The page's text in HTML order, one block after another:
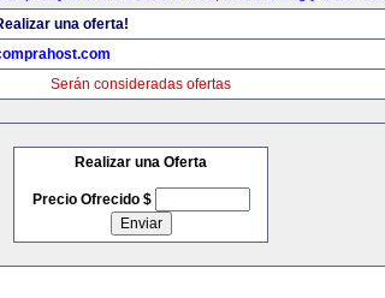
una oferta!
Serán consideradas ofertas
Realizar una Oferta
Precio Ofrecido $